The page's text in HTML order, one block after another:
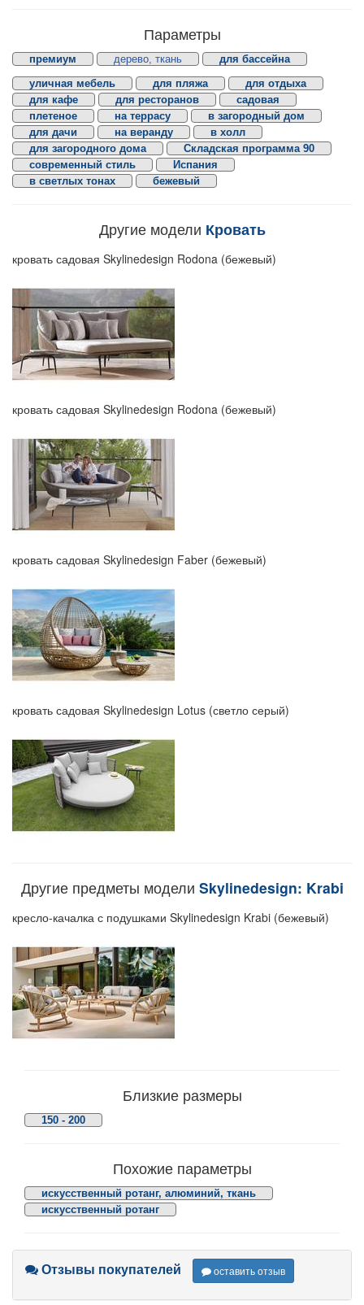
Параметры
премиум дерево, ткань
для бассейна
уличная мебель
для пляжа
для отдыха
для кафе
для ресторанов
садовая
плетеное
на террасу
в загородный дом
для дачи
на веранду
в холл
для загородного дома
Складская программа 90
современный стиль
Испания
в светлых тонах
бежевый
Другие модели Кровать
кровать садовая Skylinedesign Rodona (бежевый)
кровать садовая Skylinedesign Rodona (бежевый)
кровать садовая Skylinedesign Faber (бежевый)
кровать садовая Skylinedesign Lotus (светло серый)
Другие предметы модели Skylinedesign: Krabi
кресло-качалка с подушками Skylinedesign Krabi (бежевый)
Близкие размеры
150 - 200
Похожие параметры
искусственный ротанг, алюминий, ткань
искусственный ротанг
Отзывы покупателей оставить отзыв